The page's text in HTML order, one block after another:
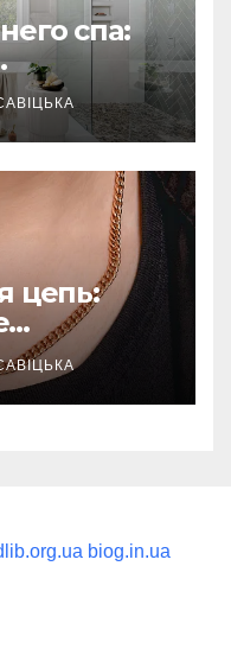
спа:
в
цепь:
biog.in.ua